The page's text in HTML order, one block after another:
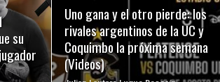
su
Uno gana y el otro pierde: los
rivales argentinos de la UC y
Coquimbo la próxima semana
(Videos)
LEER MÁS